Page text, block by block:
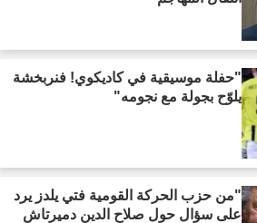
"حفلة موسيقية في كاديكوي! فنربخشة
يلوّح بجولة مع نجومه"
"من حزب الحركة القومية فتي يلدز يرد
على سؤال حول صلاح الدين دميرتاش